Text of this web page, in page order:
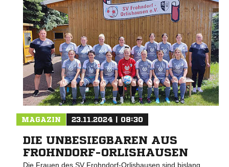
MAGAZIN 23.11.2024 | 08:30
DIE UNBESIEGBAREN AUS
FROHNDORF-ORLISHAUSEN
Die Frauen des SV Frohndorf-Orlishausen sind bislang